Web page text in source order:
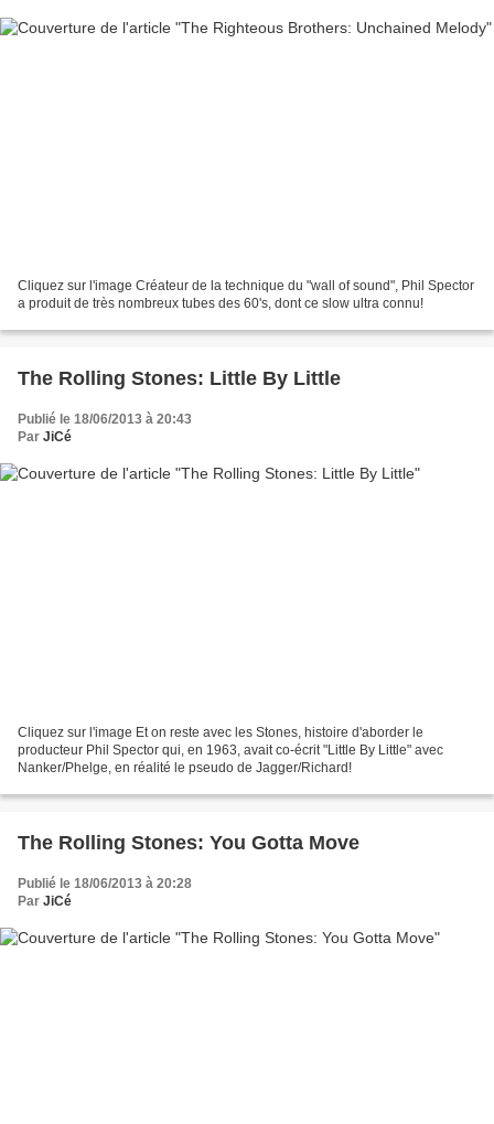
Cliquez sur l'image Créateur de la technique du "wall of sound", Phil Spector
a produit de très nombreux tubes des 60's, dont ce slow ultra connu!
The Rolling Stones: Little By Little
Publié le 18/06/2013 à 20:43
Par JiCé
Cliquez sur l'image Et on reste avec les Stones, histoire d'aborder le
producteur Phil Spector qui, en 1963, avait co-écrit "Little By Little" avec
Nanker/Phelge, en réalité le pseudo de Jagger/Richard!
The Rolling Stones: You Gotta Move
Publié le 18/06/2013 à 20:28
Par JiCé